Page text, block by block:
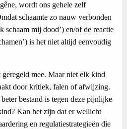
wordt ons gehele zelf
schaamte zo nauw verbonden
schaam mij dood’) en/of de reactie
is het niet altijd eenvoudig
mee. Maar niet elk kind
door kritiek, falen of afwijzing.
bestand is tegen deze pijnlijke
Kan het zijn dat er wellicht
en regulatiestrategieën die